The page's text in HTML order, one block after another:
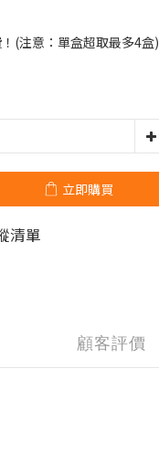
(注意：單盒超取最多4盒)
立即購買
清單
顧客評價